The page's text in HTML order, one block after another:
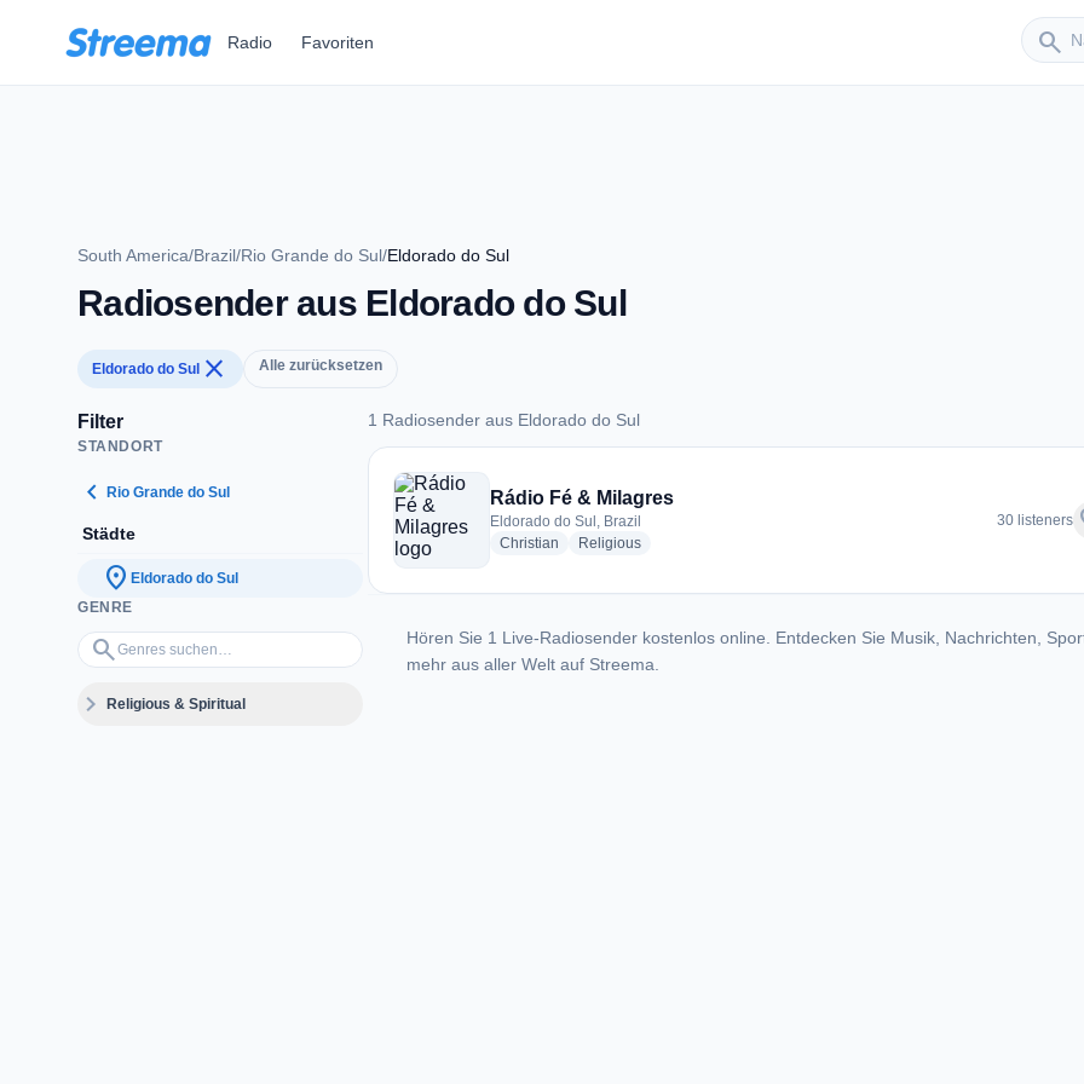
Radio Favoriten search
Sender
South America/Brazil/Rio Grande do Sul/Eldorado do Sul
Radiosender aus Eldorado do Sul
Eldorado do Sul close Alle zurücksetzen
Filter
STANDORT
chevron_left Rio Grande do Sul
Städte
location_on Eldorado do Sul
GENRE
search
Genres suchen…
expand_moreReligious & Spiritual
1 Radiosender aus Eldorado do Sul
1 Radiosender aus Eldorado do Sul
Rádio Fé & Milagres
Eldorado do Sul, Brazil
Christian radio stations
Religiousradio stations
30 listeners
Hören Sie 1 Live-Radiosender kostenlos online. Entdecken Sie Musik, Nachrichten,
mehr aus aller Welt auf Streema.